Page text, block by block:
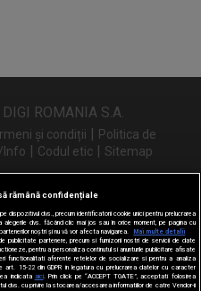
ROMANIA S.A.
și condiții | Politica de
Info | Codul etic | Sitemap
ne și pe
rămână confidențiale
dispozitivul dvs., precum identificatorii cookie unici pentru prelucrarea
dvs. făcând clic mai jos sau în orice moment, pe pagina cu
noștri și nu vă vor afecta navigarea.
Mai multe detalii
publicitate partenere, precum si furnizorii nostri de servicii de date
pentru a personaliza continutul si anunturile publicitare afisate
functionalitati aferente retelelor de socializare si pentru a analiza
15-22 din GDPR in legatura cu prelucrarea datelor cu caracter
indicata aici. Prin click pe “ACCEPT TOATE”, acceptati folosirea
dvs. cu privire la stocarea/accesarea informatiilor de catre Vendor-ii